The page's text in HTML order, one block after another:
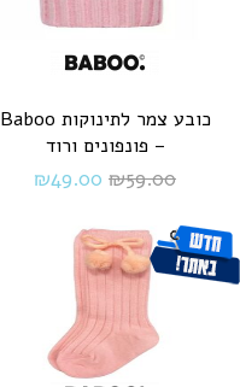
כובע צמר לתינוקות Baboo
– פונפונים ורוד
₪59.00
₪49.00